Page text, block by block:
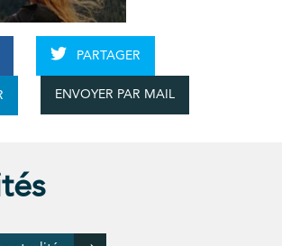
PARTAGER
ENVOYER PAR MAIL